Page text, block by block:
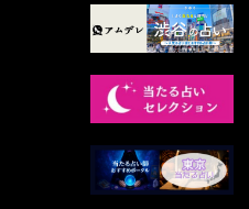
木杉泉風 (116)
桐野有民 (31)
月夜巳キメラ (4)
菊地柚姫 (78)
2023年2月 (99)
2022年12月 (72)
2022年11月 (72)
2022年10月 (87)
2022年9月 (85)